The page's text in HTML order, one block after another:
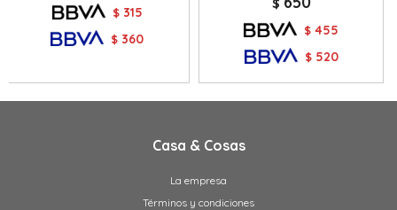
$ 315
$ 360
$
$ 455
$ 520
Casa & Cosas
La empresa
Términos y condiciones